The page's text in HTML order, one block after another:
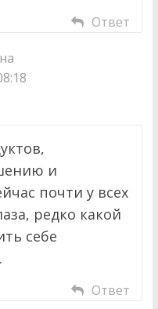
Ответ
и
почти у всех
редко какой
себе
Ответ